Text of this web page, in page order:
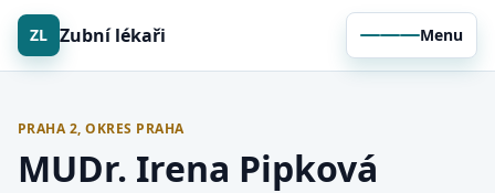
ZL Zubní lékaři Menu
PRAHA 2, OKRES PRAHA
MUDr. Irena Pipková